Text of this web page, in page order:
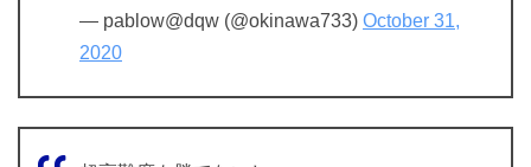
— pablow@dqw (@okinawa733) October 31,
2020